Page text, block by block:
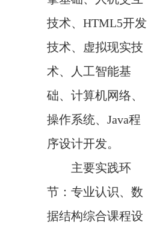
技术、HTML5开发
技术、虚拟现实技
术、人工智能基
础、计算机网络、
操作系统、Java程
序设计开发。
主要实践环
节：专业认识、数
据结构综合课程设